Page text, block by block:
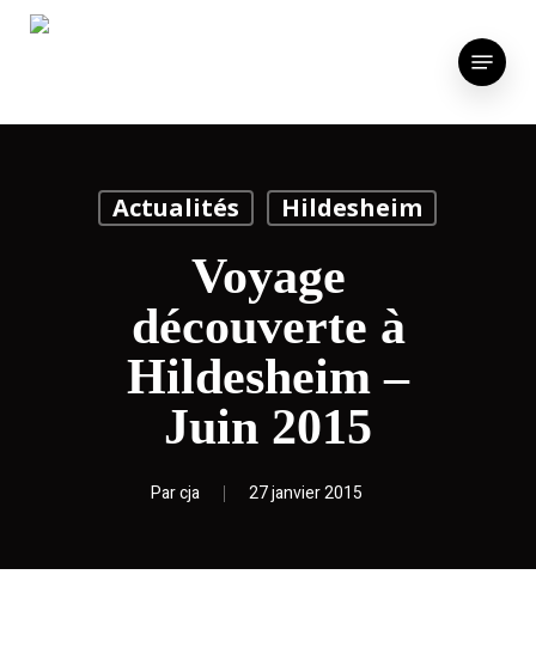
Skip
Menu
Actualités Hildesheim
Voyage
découverte à
Hildesheim –
Juin 2015
Parcja 27 janvier 2015